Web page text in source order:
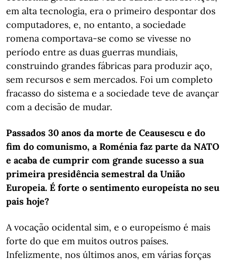
em alta tecnologia, era o primeiro despontar dos
computadores, e, no entanto, a sociedade
romena comportava-se como se vivesse no
período entre as duas guerras mundiais,
construindo grandes fábricas para produzir aço,
sem recursos e sem mercados. Foi um completo
fracasso do sistema e a sociedade teve de avançar
com a decisão de mudar.
Passados 30 anos da morte de Ceausescu e do
fim do comunismo, a Roménia faz parte da NATO
e acaba de cumprir com grande sucesso a sua
primeira presidência semestral da União
Europeia. É forte o sentimento europeísta no seu
pais hoje?
A vocação ocidental sim, e o europeísmo é mais
forte do que em muitos outros países.
Infelizmente, nos últimos anos, em várias forças